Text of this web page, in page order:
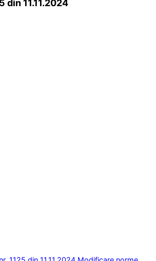
din 11.11.2024